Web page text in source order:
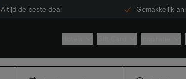
Altijd de beste deal Gemakkelijk